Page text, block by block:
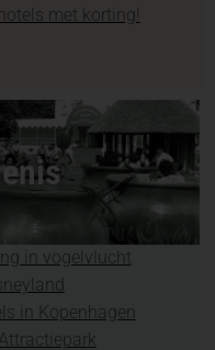
met korting!
in vogelvlucht
in Kopenhagen